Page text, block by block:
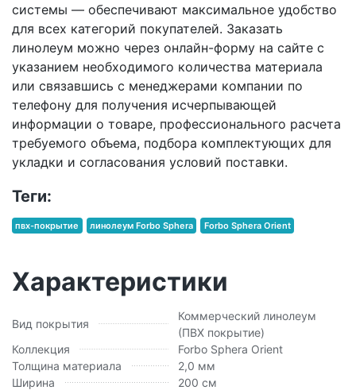
системы — обеспечивают максимальное удобство
для всех категорий покупателей. Заказать
линолеум можно через онлайн-форму на сайте с
указанием необходимого количества материала
или связавшись с менеджерами компании по
телефону для получения исчерпывающей
информации о товаре, профессионального расчета
требуемого объема, подбора комплектующих для
укладки и согласования условий поставки.
Теги:
пвх-покрытие линолеум Forbo Sphera Forbo Sphera Orient
Характеристики
Вид покрытия
Коммерческий линолеум
(ПВХ покрытие)
Коллекция
Forbo Sphera Orient
Толщина материала
2,0 мм
Ширина
200 см